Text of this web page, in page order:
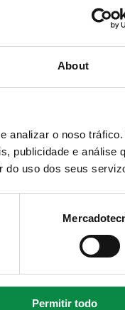
About
analizar o noso tráfico.
publicidade e análise
do uso dos seus
Permitir todo